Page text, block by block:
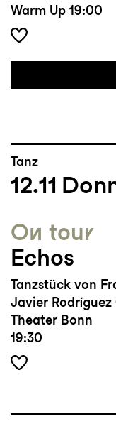
Warm Up 19:00
Tanz
12.11
On tour
Echos
Tanzstück von
Javier Rodríguez
Theater Bonn
19:30